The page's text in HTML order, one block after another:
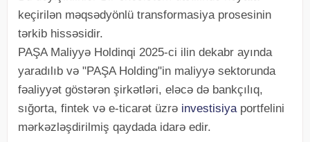
keçirilən məqsədyönlü transformasiya prosesinin
tərkib hissəsidir.
PAŞA Maliyyə Holdinqi 2025-ci ilin dekabr ayında
yaradılıb və "PAŞA Holding"in maliyyə sektorunda
fəaliyyət göstərən şirkətləri, eləcə də bankçılıq,
sığorta, fintek və e-ticarət üzrə investisiya portfelini
mərkəzləşdirilmiş qaydada idarə edir.